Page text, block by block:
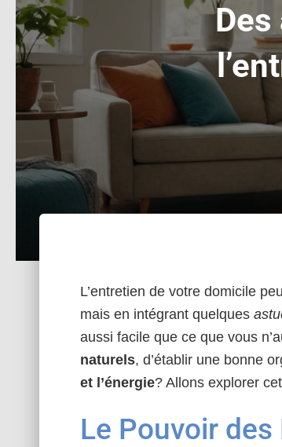
L’entretien de votre domicile
mais en intégrant quelques
aussi facile que ce que vous
naturels, d’établir une bonne
et l’énergie? Allons explorer
Le Pouvoir